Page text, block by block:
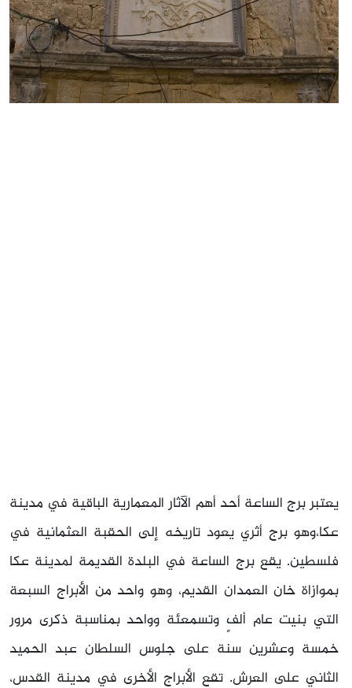
يعتبر برج الساعة أحد أهم الآثار المعمارية الباقية في مدينة
عكا،وهو برج أثري يعود تاريخه إلى الحقبة العثمانية في
فلسطين. يقع برج الساعة في البلدة القديمة لمدينة عكا
بموازاة خان العمدان القديم، وهو واحد من الأبراج السبعة
التي بنيت عام ألفٍ وتسمعئة وواحد بمناسبة ذكرى مرور
خمسة وعشرين سنة على جلوس السلطان عبد الحميد
الثاني على العرش. تقع الأبراج الأخرى في مدينة القدس،